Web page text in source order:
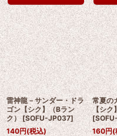
雷神龍－サンダー・ドラ
ゴン【シク】（Bラン
ク） [SOFU-JP037]
140円(税込)
常夏の
【シク
[
160円(